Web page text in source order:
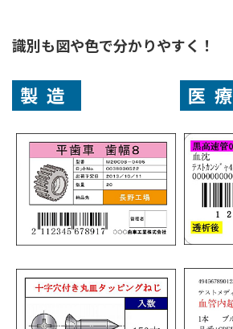
識別も図や色で分かりやすく！
製造 医療